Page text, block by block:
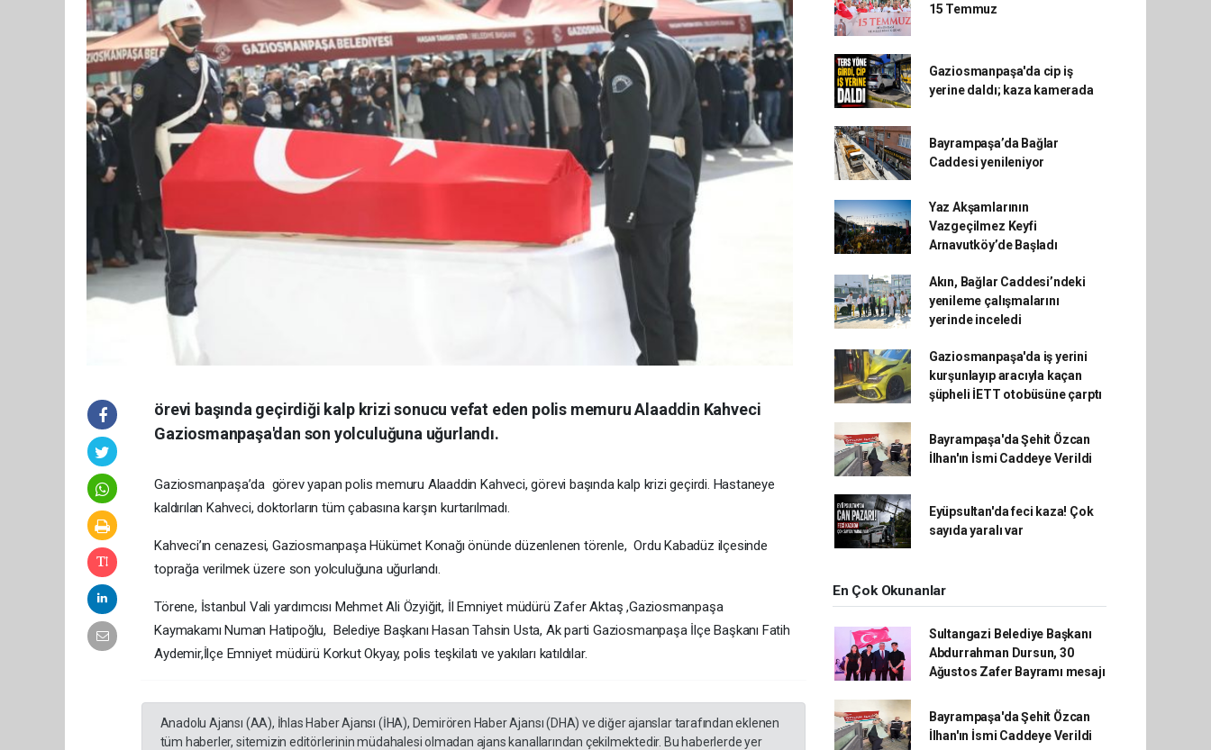
örevi başında geçirdiği kalp krizi sonucu vefat eden polis memuru Alaaddin Kahveci
Gaziosmanpaşa'dan son yolculuğuna uğurlandı.
Gaziosmanpaşa’da görev yapan polis memuru Alaaddin Kahveci, görevi başında kalp krizi geçirdi. Hastaneye
kaldırılan Kahveci, doktorların tüm çabasına karşın kurtarılmadı.
Kahveci’ın cenazesi, Gaziosmanpaşa Hükümet Konağı önünde düzenlenen törenle, Ordu Kabadüz ilçesinde
toprağa verilmek üzere son yolculuğuna uğurlandı.
Törene, İstanbul Vali yardımcısı Mehmet Ali Özyiğit, İl Emniyet müdürü Zafer Aktaş ,Gaziosmanpaşa
Kaymakamı Numan Hatipoğlu, Belediye Başkanı Hasan Tahsin Usta, Ak parti Gaziosmanpaşa İlçe Başkanı Fatih
Aydemir,İlçe Emniyet müdürü Korkut Okyay, polis teşkilatı ve yakıları katıldılar.
Anadolu Ajansı (AA), İhlas Haber Ajansı (İHA), Demirören Haber Ajansı (DHA) ve diğer ajanslar tarafından eklenen
tüm haberler, sitemizin editörlerinin müdahalesi olmadan ajans kanallarından çekilmektedir. Bu haberlerde yer
15 Temmuz
Gaziosmanpaşa'da cip iş
yerine daldı; kaza kamerada
Bayrampaşa’da Bağlar
Caddesi yenileniyor
Yaz Akşamlarının
Vazgeçilmez Keyfi
Arnavutköy’de Başladı
Akın, Bağlar Caddesi’ndeki
yenileme çalışmalarını
yerinde inceledi
Gaziosmanpaşa'da iş yerini
kurşunlayıp aracıyla kaçan
şüpheli İETT otobüsüne çarptı
Bayrampaşa'da Şehit Özcan
İlhan'ın İsmi Caddeye Verildi
Eyüpsultan'da feci kaza! Çok
sayıda yaralı var
En Çok Okunanlar
Sultangazi Belediye Başkanı
Abdurrahman Dursun, 30
Ağustos Zafer Bayramı mesajı
Bayrampaşa'da Şehit Özcan
İlhan'ın İsmi Caddeye Verildi